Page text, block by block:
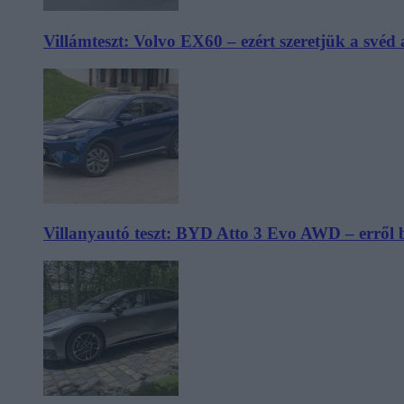
Villámteszt: Volvo EX60 – ezért szeretjük a svéd
Villanyautó teszt: BYD Atto 3 Evo AWD – erről